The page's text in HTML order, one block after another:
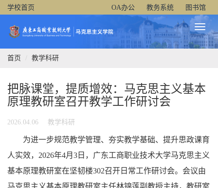
学校首页 OA办公 教务系统 图书馆
Toggle
首页
教学科研
把脉课堂，提质增效：马克思主义基本
原理教研室召开教学工作研讨会
2026.04.06 教学科研
为进一步规范教学管理、夯实教学基础、提升思政课育
人实效，2026年4月3日，广东工商职业技术大学马克思主义
基本原理教研室在坚韧楼302召开日常工作研讨会。会议由
马克思主义基本原理教研室主任林锦莲副教授主持，教研室